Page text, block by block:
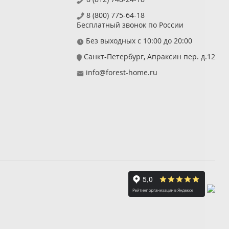
8 (800) 775-64-18
Бесплатный звонок по России
Без выходных с 10:00 до 20:00
Санкт-Петербург, Апраксин пер. д.12
info@forest-home.ru